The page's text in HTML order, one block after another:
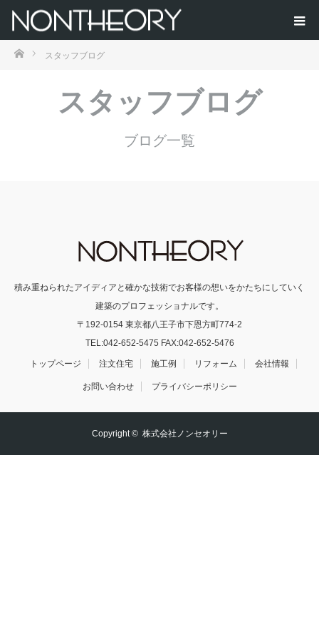
ホームスタッフブログ
スタッフブログ
ブログ一覧
積み重ねられたアイディアと確かな技術でお客様の想いをかたちにしていく
建築のプロフェッショナルです。
〒192-0154 東京都八王子市下恩方町774-2
TEL:042-652-5475 FAX:042-652-5476
トップページ 注文住宅 施工例 リフォーム 会社情報
お問い合わせ プライバシーポリシー
Copyright © 株式会社ノンセオリー